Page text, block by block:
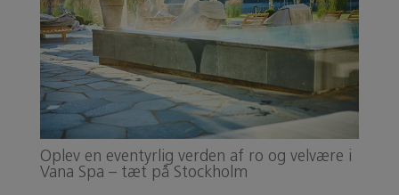
Oplev en eventyrlig verden af ro og velvære i
Vana Spa – tæt på Stockholm